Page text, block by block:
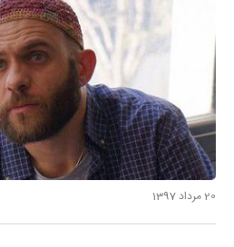
20 مرداد 1397